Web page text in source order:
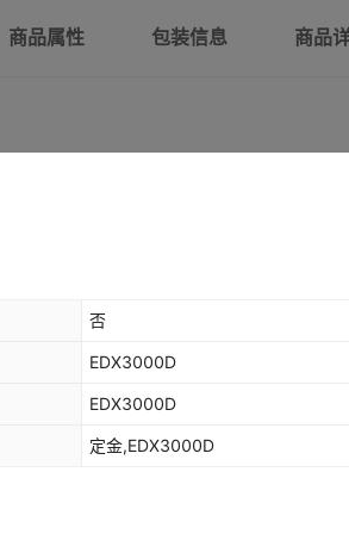
商品属性 包装信息 商品
否
EDX3000D
EDX3000D
定金,EDX3000D